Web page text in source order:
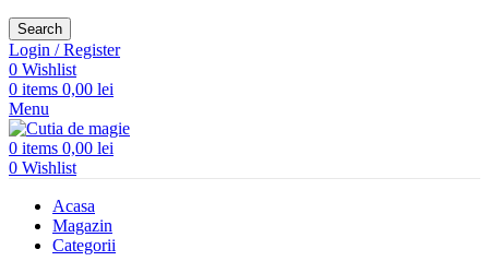
Search
Login / Register
0 Wishlist
0 items 0,00 lei
Menu
0 items 0,00 lei
0 Wishlist
Acasa
Magazin
Categorii